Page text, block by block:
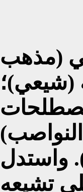
(مذهب
(شيعي)؛
واستدل
تشيعه